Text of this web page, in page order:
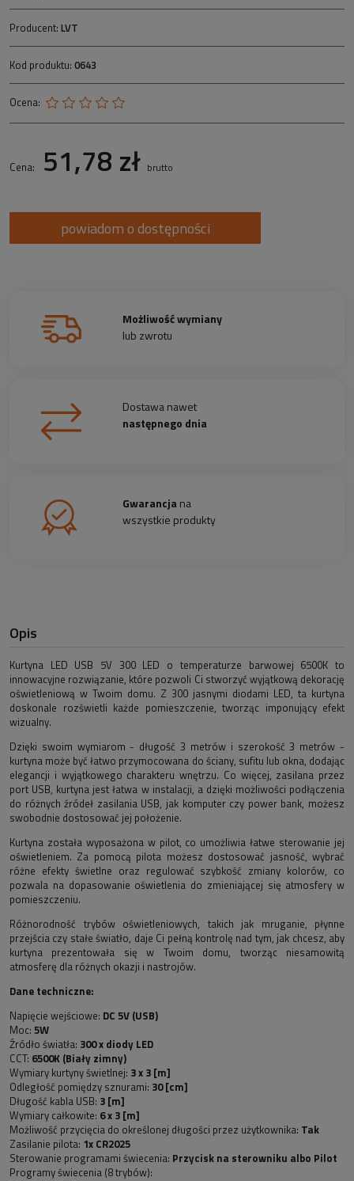
Producent: LVT
Kod produktu: 0643
Ocena:
Cena: 51,78 zł brutto
powiadom o dostępności
Możliwość wymiany
lub zwrotu
Dostawa nawet
następnego dnia
Gwarancjana
wszystkie produkty
Opis
Kurtyna LED USB 5V 300 LED o temperaturze barwowej 6500K to
innowacyjne rozwiązanie, które pozwoli Ci stworzyć wyjątkową dekorację
oświetleniową w Twoim domu. Z 300 jasnymi diodami LED, ta kurtyna
doskonale rozświetli każde pomieszczenie, tworząc imponujący efekt
wizualny.
Dzięki swoim wymiarom - długość 3 metrów i szerokość 3 metrów -
kurtyna może być łatwo przymocowana do ściany, sufitu lub okna, dodając
elegancji i wyjątkowego charakteru wnętrzu. Co więcej, zasilana przez
port USB, kurtyna jest łatwa w instalacji, a dzięki możliwości podłączenia
do różnych źródeł zasilania USB, jak komputer czy power bank, możesz
swobodnie dostosować jej położenie.
Kurtyna została wyposażona w pilot, co umożliwia łatwe sterowanie jej
oświetleniem. Za pomocą pilota możesz dostosować jasność, wybrać
różne efekty świetlne oraz regulować szybkość zmiany kolorów, co
pozwala na dopasowanie oświetlenia do zmieniającej się atmosfery w
pomieszczeniu.
Różnorodność trybów oświetleniowych, takich jak mruganie, płynne
przejścia czy stałe światło, daje Ci pełną kontrolę nad tym, jak chcesz, aby
kurtyna prezentowała się w Twoim domu, tworząc niesamowitą
atmosferę dla różnych okazji i nastrojów.
Dane techniczne:
Napięcie wejściowe: DC 5V (USB)
Moc: 5W
Źródło światła: 300 x diody LED
CCT: 6500K (Biały zimny)
Wymiary kurtyny świetlnej: 3 x 3 [m]
Odległość pomiędzy sznurami: 30 [cm]
Długość kabla USB: 3 [m]
Wymiary całkowite: 6 x 3 [m]
Możliwość przycięcia do określonej długości przez użytkownika: Tak
Zasilanie pilota: 1x CR2025
Sterowanie programami świecenia: Przycisk na sterowniku albo Pilot
Programy świecenia (8 trybów):